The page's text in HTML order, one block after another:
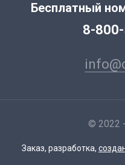
Бесплатный
8-
© 2022
Заказ, разработка,